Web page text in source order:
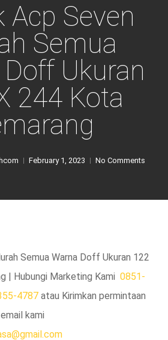
Acp Seven
Semua
Ukuran
244 Kota
February 1, 2023 No Comments
Semua Warna Doff Ukuran 122
| Hubungi Marketing Kami 0851-
4787atau Kirimkan permintaan
kami